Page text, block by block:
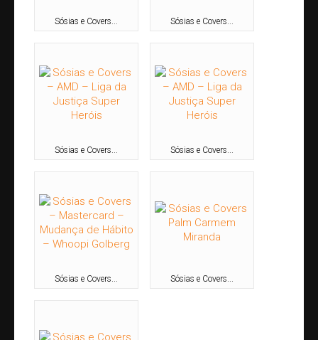
Sósias e Covers
Leis de Incentivo
Espetáculos Realizados
Espetáculos em Turnê
Teatro J. Safra
Contato
Sósias e Covers... Sósias e Covers...
Sósias e Covers... Sósias e Covers...
Sósias e Covers... Sósias e Covers...